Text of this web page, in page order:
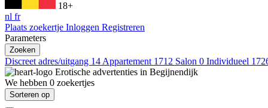
18+
nl fr
Plaats zoekertje Inloggen Registreren
Parameters
Zoeken
Discreet adres/uitgang 14 Appartement 1712 Salon 0 Individueel
Erotische advertenties in Begijnendijk
We hebben 0 zoekertjes
Sorteren op